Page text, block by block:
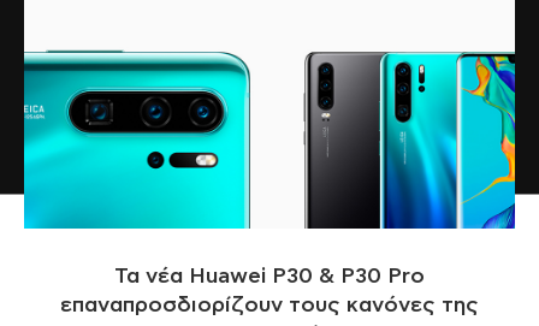
Τα νέα Huawei P30 & P30 Pro
επαναπροσδιορίζουν τους κανόνες της